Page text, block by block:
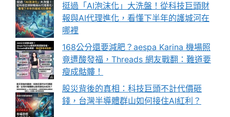
挺過「AI泡沫化」大洗盤！從科技巨頭財
報與AI代理進化，看懂下半年的護城河在
哪裡
168公分還要減肥？aespa Karina 機場照
竟遭酸發福，Threads 網友戰翻：難道要
瘦成骷髏！
股災背後的真相：科技巨頭不計代價砸
錢，台灣半導體群山如何接住AI紅利？